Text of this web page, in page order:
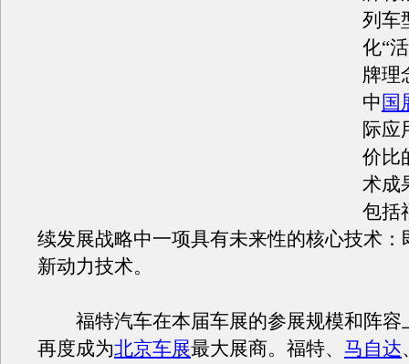
列车
化“
牌理
中 国
际应
价比
术成
包括
续发展战略中一项具有未来性的核心技术：
新动力技术。
福特汽车在本届车展的参展规模和阵容
再度成为北京车展最大展商。福特、 马自达